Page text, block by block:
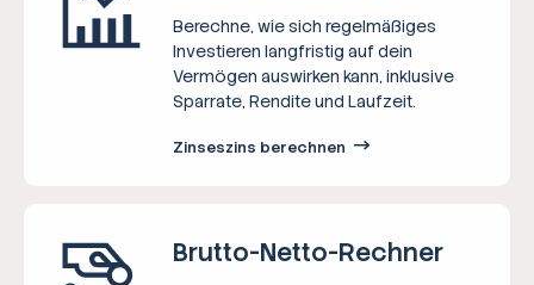
Berechne, wie sich regelmäßiges
Investieren langfristig auf dein
Vermögen auswirken kann, inklusive
Sparrate, Rendite und Laufzeit.
Zinseszins berechnen
Brutto-Netto-­Rechner